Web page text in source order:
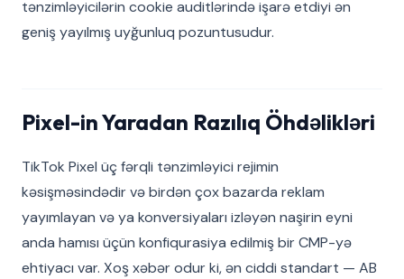
tənzimləyicilərin cookie auditlərində işarə etdiyi ən
geniş yayılmış uyğunluq pozuntusudur.
Pixel-in Yaradan Razılıq Öhdəlikləri
TikTok Pixel üç fərqli tənzimləyici rejimin
kəsişməsindədir və birdən çox bazarda reklam
yayımlayan və ya konversiyaları izləyən naşirin eyni
anda hamısı üçün konfiqurasiya edilmiş bir CMP-yə
ehtiyacı var. Xoş xəbər odur ki, ən ciddi standart — AB